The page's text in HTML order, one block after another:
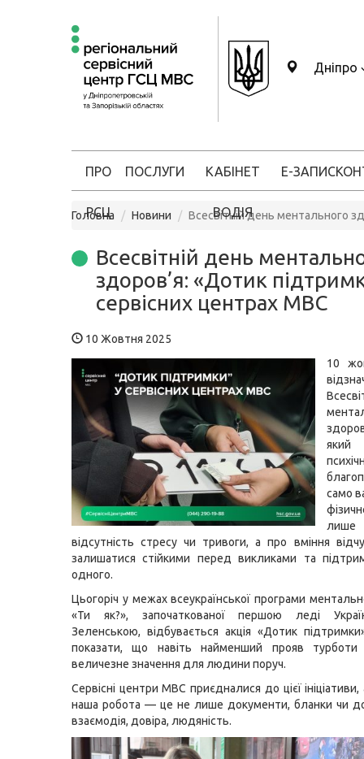
Дніпро
ПРО
РСЦ
ПОСЛУГИ КАБІНЕТ
ВОДІЯ
Е-ЗАПИС
Головна Новини Всесвітній день ментального
Всесвітній день
здоров’я: «Дотик
сервісних центрах МВС
10 Жовтня 2025
10
само
відсутність стресу чи тривоги, а про вміння
залишатися стійкими перед викликами та
одного.
Цьогоріч у межах всеукраїнської програми
«Ти як?», започаткованої першою леді
Зеленською, відбувається акція «Дотик
показати, що навіть найменший прояв
величезне значення для людини поруч.
Сервісні центри МВС приєдналися до цієї
наша робота — це не лише документи, бланки чи
взаємодія, довіра, людяність.